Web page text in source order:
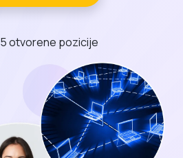
5 otvorene pozicije